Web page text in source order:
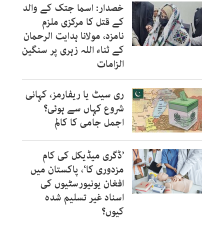
خصدار: اسما جتک کے والد
کے قتل کا مرکزی ملزم
نامزد، مولانا ہدایت الرحمان
کے ثناء اللہ زہری پر سنگین
الزامات
ری سیٹ یا ریفارمز، کہانی
شروع کہاں سے ہوئی؟
اجمل جامی کا کالم
’ڈگری میڈیکل کی کام
مزدوری کا‘، پاکستان میں
افغان یونیورسٹیوں کی
اسناد غیر تسلیم شدہ
کیوں؟